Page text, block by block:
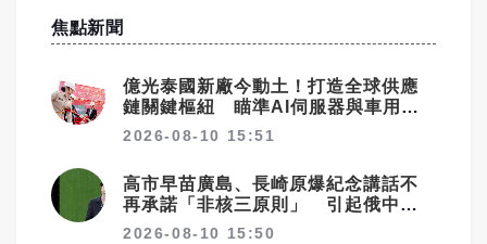
焦點新聞
億光泰國新廠今動土！打造全球供應
鏈關鍵樞紐 瞄準AI伺服器與車用市
場
2026-08-10 15:51
高市早苗廣島、長崎原爆紀念講話不
再承諾「非核三原則」 引起俄中等
國警惕
2026-08-10 15:50